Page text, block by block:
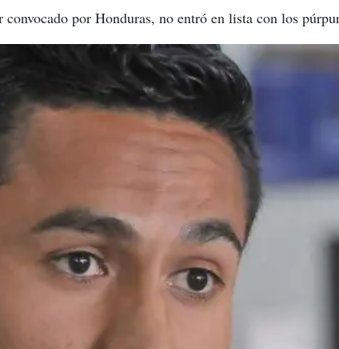
por Honduras, no entró en lista con los